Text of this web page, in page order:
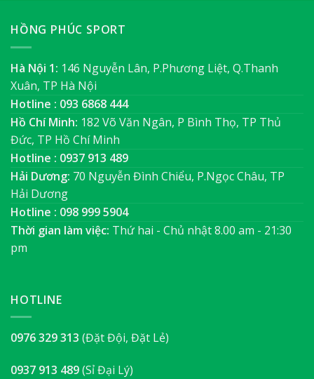
HỒNG PHÚC SPORT
Hà Nội 1: 146 Nguyễn Lân, P.Phương Liệt, Q.Thanh
Xuân, TP Hà Nội
Hotline : 093 6868 444
Hồ Chí Minh: 182 Võ Văn Ngân, P Bình Thọ, TP Thủ
Đức, TP Hồ Chí Minh
Hotline : 0937 913 489
Hải Dương: 70 Nguyễn Đình Chiểu, P.Ngọc Châu, TP
Hải Dương
Hotline : 098 999 5904
Thời gian làm việc: Thứ hai - Chủ nhật 8.00 am - 21:30
pm
HOTLINE
0976 329 313 (Đặt Đội, Đặt Lẻ)
0937 913 489(Sỉ Đại Lý)